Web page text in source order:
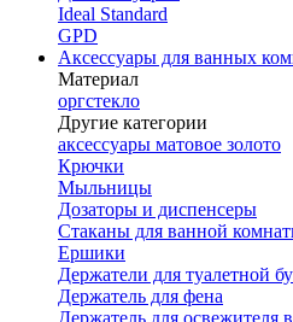
Ideal Standard
GPD
Аксессуары для ванных
Материал
оргстекло
Другие категории
аксессуары матовое золото
Крючки
Мыльницы
Дозаторы и диспенсеры
Стаканы для ванной
Ершики
Держатели для туалетной
Держатель для фена
Держатель для освежителя